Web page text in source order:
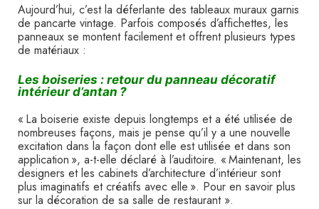
Aujourd’hui, c’est la déferlante des tableaux muraux garnis
de pancarte vintage. Parfois composés d’affichettes, les
panneaux se montent facilement et offrent plusieurs types
de matériaux :
Les boiseries : retour du panneau décoratif
intérieur d’antan ?
« La boiserie existe depuis longtemps et a été utilisée de
nombreuses façons, mais je pense qu’il y a une nouvelle
excitation dans la façon dont elle est utilisée et dans son
application », a-t-elle déclaré à l’auditoire. « Maintenant, les
designers et les cabinets d’architecture d’intérieur sont
plus imaginatifs et créatifs avec elle ». Pour en savoir plus
sur la décoration de sa salle de restaurant ».